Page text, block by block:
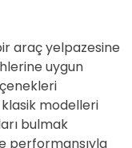
araç yelpazesine
uygun
modelleri
bulmak
performansıyla